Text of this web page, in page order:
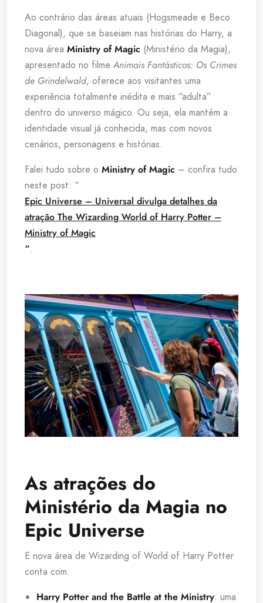
Ao contrário das áreas atuais (Hogsmeade e Beco
Diagonal), que se baseiam nas histórias do Harry, a
nova área Ministry of Magic (Ministério da Magia),
apresentado no filme Animais Fantásticos: Os Crimes
de Grindelwald, oferece aos visitantes uma
experiência totalmente inédita e mais “adulta”
dentro do universo mágico. Ou seja, ela mantém a
identidade visual já conhecida, mas com novos
cenários, personagens e histórias.
Falei tudo sobre o Ministry of Magic – confira tudo
neste post: “
Epic Universe – Universal divulga detalhes da
atração The Wizarding World of Harry Potter –
Ministry of Magic
“.
As atrações do
Ministério da Magia no
Epic Universe
E nova área de Wizarding of World of Harry Potter
conta com:
Harry Potter and the Battle at the Ministry: uma